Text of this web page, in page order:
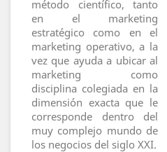
método científico, tanto
en el marketing
estratégico como en el
marketing operativo, a la
vez que ayuda a ubicar al
marketing como
disciplina colegiada en la
dimensión exacta que le
corresponde dentro del
muy complejo mundo de
los negocios del siglo XXI.